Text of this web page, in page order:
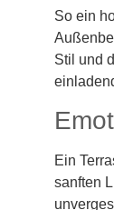
So ein
Stil und
Ein
sanften